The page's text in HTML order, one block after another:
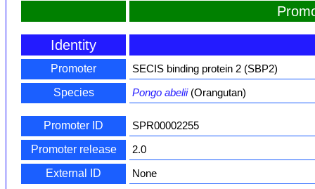
Identity
Promoter
SECIS binding protein 2 (SBP2)
Species
Pongo abelii(Orangutan)
Promoter ID
SPR00002255
Promoter release
2.0
External ID
None